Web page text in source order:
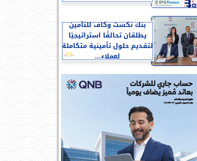
بنك نكست وكاف للتأمين
يطلقان تحالفًا استراتيجيًا
لتقديم حلول تأمينية متكاملة
لعملاء...